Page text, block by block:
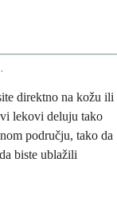
Route
direktno na kožu ili
lekovi deluju tako
području, tako da
biste ublažili